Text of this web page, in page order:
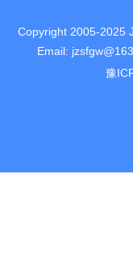
Copyright 2005-2025
Email:
豫